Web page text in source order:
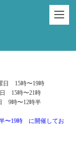
日 15時〜19時
15時〜21時
9時〜12時半
〜19時 に開催してお